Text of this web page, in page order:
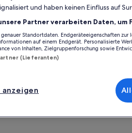
Sie mit uns eine ganztägige Reise in
Rockies. Entdecken Sie die
Schönheit von Lake Louise, Moraine
Sie die Naturbrücke, ein
geologisches Wunder.
und haben keinen Einfluss auf
Partner verarbeiten Daten,
Standortdaten. Endgeräteeigenschaften
auf einem Endgerät. Personalisierte
von Inhalten, Zielgruppenforschung sowie
(Lieferanten)